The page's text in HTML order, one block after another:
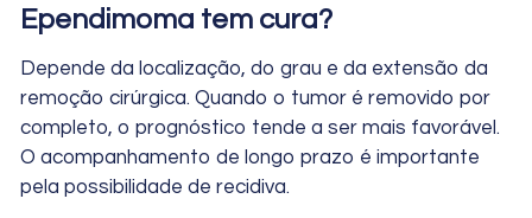
Ependimoma tem cura?
Depende da localização, do grau e da extensão da
remoção cirúrgica. Quando o tumor é removido por
completo, o prognóstico tende a ser mais favorável.
O acompanhamento de longo prazo é importante
pela possibilidade de recidiva.